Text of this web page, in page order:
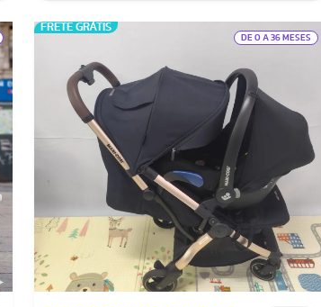
FRETE GRÁTIS
DE 0 A 36 MESES